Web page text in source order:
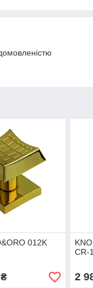
012K
CR-
2